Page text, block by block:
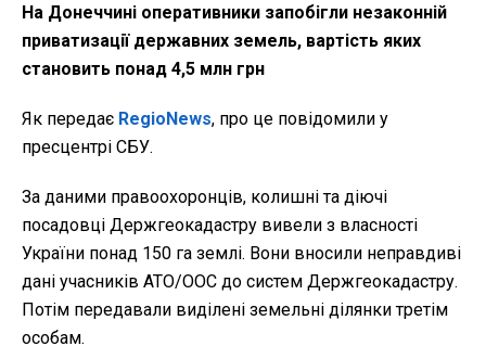
На Донеччині оперативники запобігли незаконній
приватизації державних земель, вартість яких
становить понад 4,5 млн грн
Як передає RegioNews, про це повідомили у
пресцентрі СБУ.
За даними правоохоронців, колишні та діючі
посадовці Держгеокадастру вивели з власності
України понад 150 га землі. Вони вносили неправдиві
дані учасників АТО/ООС до систем Держгеокадастру.
Потім передавали виділені земельні ділянки третім
особам.